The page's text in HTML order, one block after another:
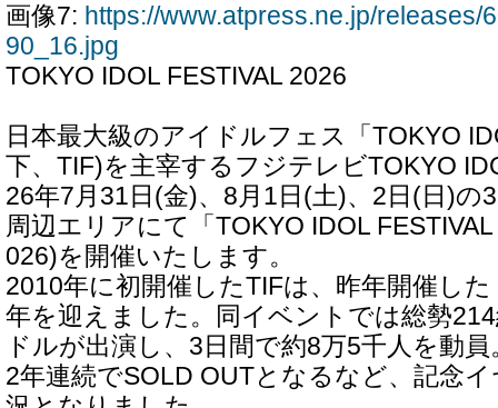
画像7: https://www.atpress.ne.jp/releases/
90_16.jpg
TOKYO IDOL FESTIVAL 2026
日本最大級のアイドルフェス「TOKYO
下、TIF)を主宰するフジテレビTOKYO
26年7月31日(金)、8月1日(土)、2日(日)の
周辺エリアにて「TOKYO IDOL
026)を開催いたします。
2010年に初開催したTIFは、昨年開催し
年を迎えました。同イベントでは総勢
ドルが出演し、3日間で約8万5千人を動
2年連続でSOLD OUTとなるなど、記念